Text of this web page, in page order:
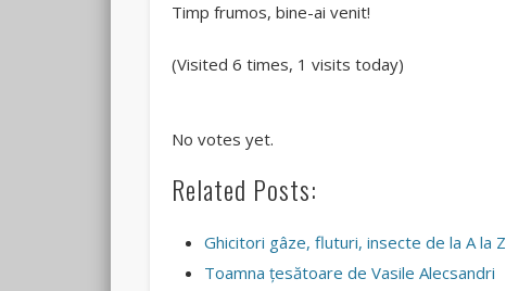
Timp frumos, bine-ai venit!
(Visited 6 times, 1 visits today)
No votes yet.
Related Posts:
Ghicitori gâze, fluturi, insecte de la A la Z
Toamna ţesătoare de Vasile Alecsandri